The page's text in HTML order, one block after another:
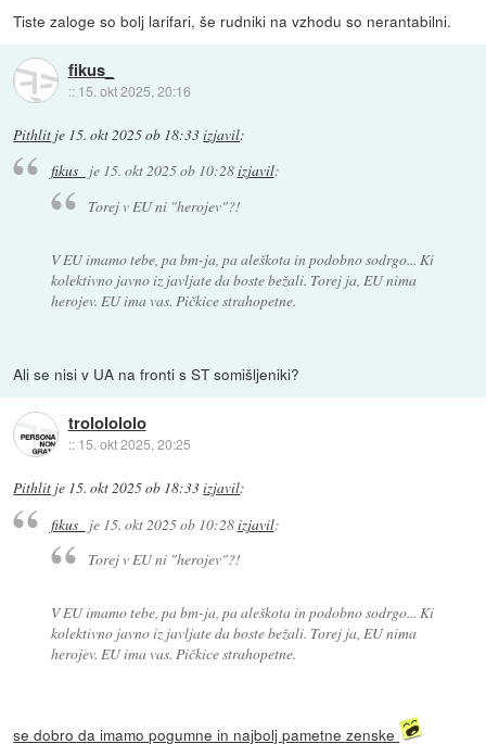
Tiste zaloge so bolj larifari, še rudniki na vzhodu so nerantabilni.
fikus_
:: 15. okt 2025, 20:16
Pithlit je 15. okt 2025 ob 18:33izjavil:
fikus_ je 15. okt 2025 ob 10:28izjavil:
Torej v EU ni "herojev"?!
V EU imamo tebe, pa bm-ja, pa aleškota in podobno sodrgo... Ki
kolektivno javno iz javljate da boste bežali. Torej ja, EU nima
herojev. EU ima vas. Pičkice strahopetne.
Ali se nisi v UA na fronti s ST somišljeniki?
trololololo
:: 15. okt 2025, 20:25
Pithlit je 15. okt 2025 ob 18:33izjavil:
fikus_ je 15. okt 2025 ob 10:28izjavil:
Torej v EU ni "herojev"?!
V EU imamo tebe, pa bm-ja, pa aleškota in podobno sodrgo... Ki
kolektivno javno iz javljate da boste bežali. Torej ja, EU nima
herojev. EU ima vas. Pičkice strahopetne.
se dobro da imamo pogumne in najbolj pametne zenske